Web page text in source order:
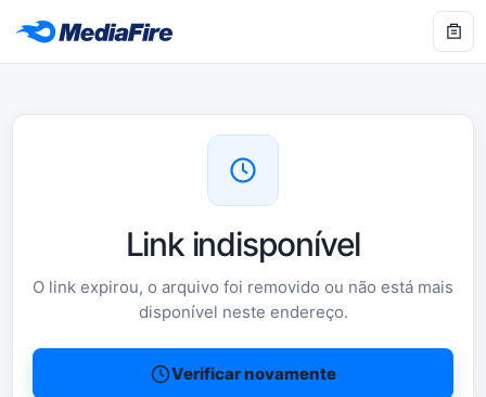
Link indisponível
O link expirou, o arquivo foi removido ou não está mais
disponível neste endereço.
Verificar novamente